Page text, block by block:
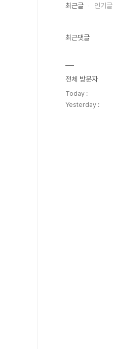
최근글 인기글
최근댓글
전체 방문자
Today :
Yesterday :